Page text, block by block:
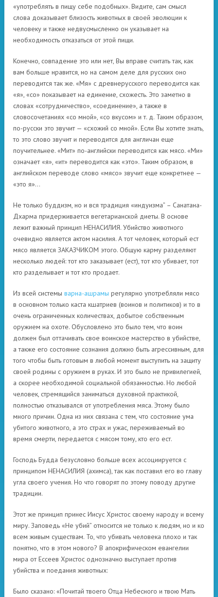
«употреблять в пищу себе подобных». Видите, сам смысл
слова доказывает близость животных в своей эволюции к
человеку и также недвусмысленно он указывает на
необходимость отказаться от этой пищи.
Конечно, совпадение это или нет, Вы вправе считать так, как
вам больше нравится, но на самом деле для русских оно
переводится так же. «Мя» с древнерусского переводится как
«я», «со» показывает на единение, схожесть. Это заметно в
словах «сотрудничество», «соединение», а также в
словосочетаниях «со мной», «со вкусом» и т. д. Таким образом,
по-русски это звучит — «схожий со мной». Если Вы хотите знать,
то это слово звучит и переводится для англичан еще
поучительнее. «Мит» по-английски переводится как мясо. «Ми»
означает «я», «ит» переводится как «это». Таким образом, в
английском переводе слово «мясо» звучит еще конкретнее —
«это я»…
Не только буддизм, но и вся традиция «индуизма” – Санатана-
Дхарма придерживается вегетарианской диеты. В основе
лежит важный принцип НЕНАСИЛИЯ. Убийство животного
очевидно является актом насилия. А тот человек, который ест
мясо является ЗАКАЗЧИКОМ этого. Общую карму разделяют
несколько людей: тот кто заказывает (ест), тот кто убивает, тот
кто разделывает и тот кто продает.
Из всей системы варна-ашрамы регулярно употребляли мясо
в основном только каста кшатриев (воинов и политиков) и то в
очень ограниченных количествах, добытое собственным
оружием на охоте. Обусловлено это было тем, что воин
должен был оттачивать свое воинское мастерство в убийстве,
а также его состояние сознания должно быть агрессивным, для
того чтобы быть готовым в любой момент выступить на защиту
своей родины с оружием в руках. И это было не привилегией,
а скорее необходимой социальной обязанностью. Но любой
человек, стремящийся заниматься духовной практикой,
полностью отказывался от употребления мяса. Этому было
много причин. Одна из них связана с тем, что состояние ума
убитого животного, а это страх и ужас, переживаемый во
время смерти, передается с мясом тому, кто его ест.
Господь Будда безусловно больше всех ассоциируется с
принципом НЕНАСИЛИЯ (ахимса), так как поставил его во главу
угла своего учения. Но что говорят по этому поводу другие
традиции.
Этот же принцип принес Иисус Христос своему народу и всему
миру. Заповедь «Не убий” относится не только к людям, но и ко
всем живым существам. То, что убивать человека плохо и так
понятно, что в этом нового? В апокрифическом евангелии
мира от Ессеев Христос однозначно выступает против
убийства и поедания животных:
Было сказано: «Почитай твоего Отца Небесного и твою Мать